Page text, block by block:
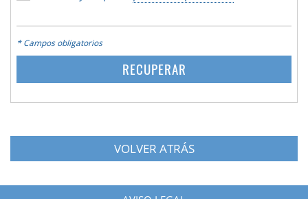
* Campos obligatorios
VOLVER ATRÁS